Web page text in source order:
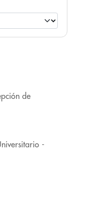
de
-